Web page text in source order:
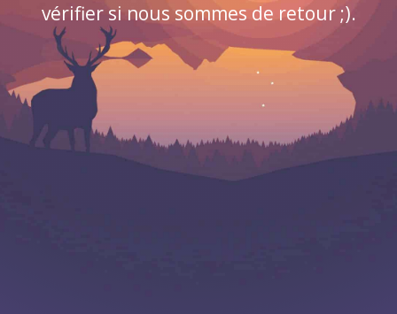
vérifier si nous sommes de retour ;).